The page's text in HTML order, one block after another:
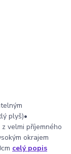
plyš)•
velmi příjemného
okrajem
celý popis